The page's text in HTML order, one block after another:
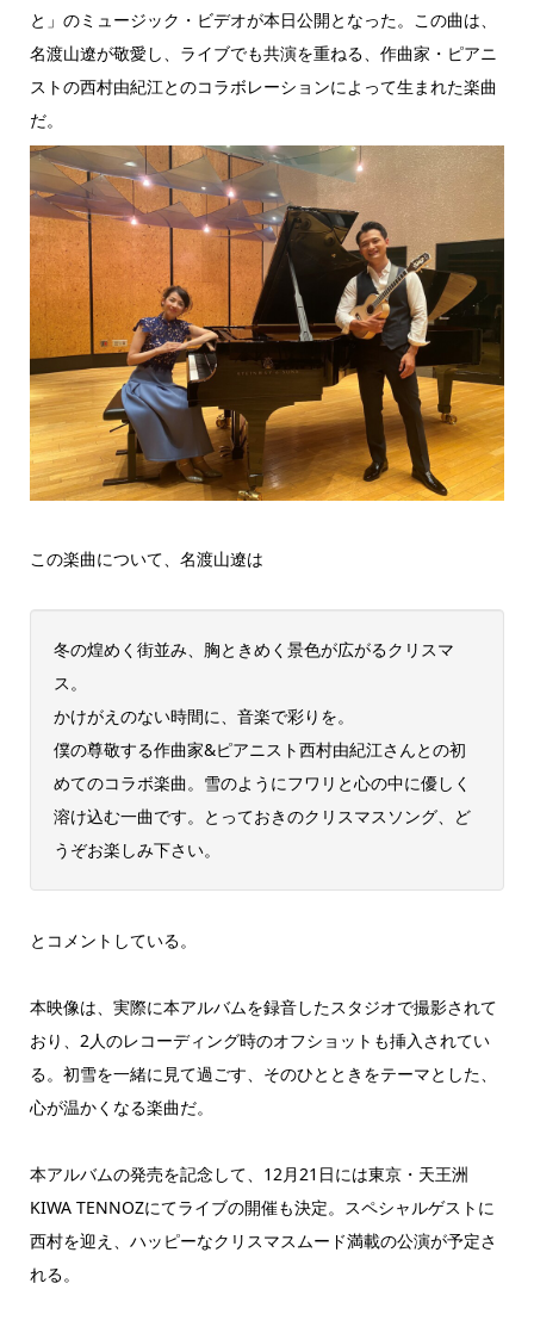
と」のミュージック・ビデオが本日公開となった。この曲は、
名渡山遼が敬愛し、ライブでも共演を重ねる、作曲家・ピアニ
ストの西村由紀江とのコラボレーションによって生まれた楽曲
だ。
この楽曲について、名渡山遼は
冬の煌めく街並み、胸ときめく景色が広がるクリスマ
ス。
かけがえのない時間に、音楽で彩りを。
僕の尊敬する作曲家&ピアニスト西村由紀江さんとの初
めてのコラボ楽曲。雪のようにフワリと心の中に優しく
溶け込む一曲です。とっておきのクリスマスソング、ど
うぞお楽しみ下さい。
とコメントしている。
本映像は、実際に本アルバムを録音したスタジオで撮影されて
おり、2人のレコーディング時のオフショットも挿入されてい
る。初雪を一緒に見て過ごす、そのひとときをテーマとした、
心が温かくなる楽曲だ。
本アルバムの発売を記念して、12月21日には東京・天王洲
KIWA TENNOZにてライブの開催も決定。スペシャルゲストに
西村を迎え、ハッピーなクリスマスムード満載の公演が予定さ
れる。